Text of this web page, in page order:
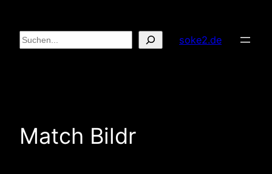
Inhalt
springen
Suchen soke2.de
Match Bildr